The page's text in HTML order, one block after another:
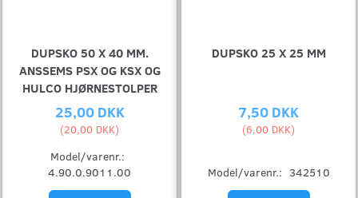
DUPSKO 50 X 40 MM.
ANSSEMS PSX OG KSX OG
HULCO HJØRNESTOLPER
25,00 DKK
(20,00 DKK)
Model/varenr.:
4.90.0.9011.00
DUPSKO 25 X 25 MM
7,50 DKK
(6,00 DKK)
Model/varenr.: 342510